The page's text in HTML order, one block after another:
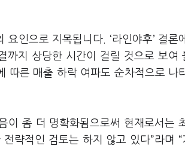
요인으로 지목됩니다 . ‘라인야후’ 결론
까지 상당한 시간이 걸릴 것으로 보여
따른 매출 하락 여파도 순차적으로 나
이 좀 더 명확화됨으로써 현재로서는
략적인 검토는 하지 않고 있다”라며 “